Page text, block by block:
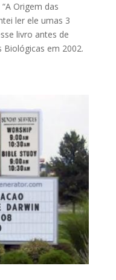
Origem das
ler ele umas 3
livro antes de
Biológicas em 2002.